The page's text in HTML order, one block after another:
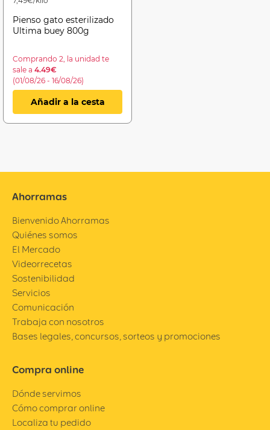
Pienso gato esterilizado
Ultima buey 800g
Comprando 2, la unidad te
sale a 4.49€
(01/08/26 - 16/08/26)
Añadir a la cesta
Ahorramas
Bienvenido Ahorramas
Quiénes somos
El Mercado
Videorrecetas
Sostenibilidad
Servicios
Comunicación
Trabaja con nosotros
Bases legales, concursos, sorteos y promociones
Compra online
Dónde servimos
Cómo comprar online
Localiza tu pedido